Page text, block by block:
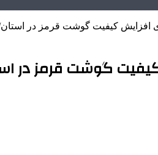
افزایش کیفیت گوشت قرمز در
کیفیت گوشت قرمز